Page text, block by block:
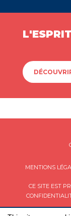
MENTIONS
CE SITE EST